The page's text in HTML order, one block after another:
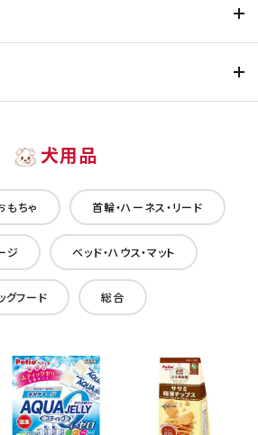
犬用品
もちゃ 首輪・ハーネス・リード
ジ ベッド・ハウス・マット
グフード 総合